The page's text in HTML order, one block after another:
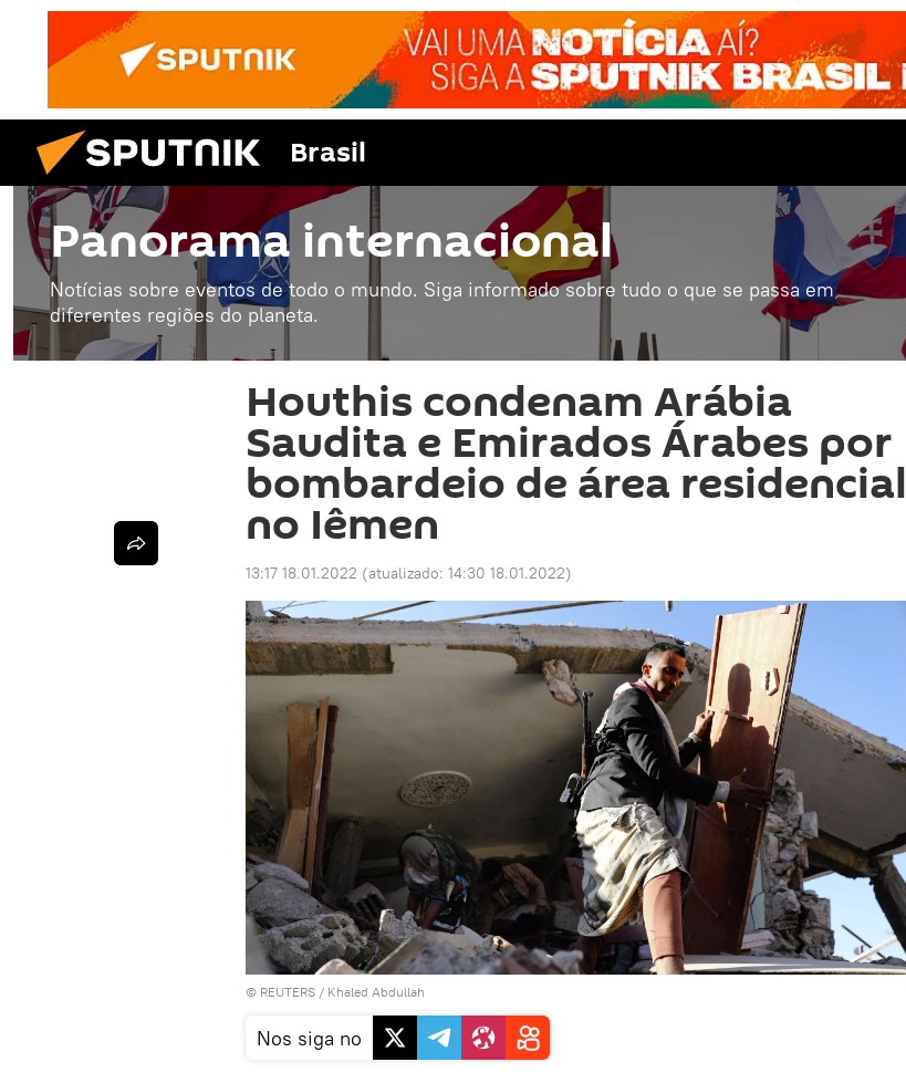
Brasil
Panorama internacional
Notícias sobre eventos de todo o mundo. Siga informado sobre tudo o que se passa em
diferentes regiões do planeta.
Houthis condenam Arábia
Saudita e Emirados Árabes por
bombardeio de área residencial
no Iêmen
13:17 18.01.2022 (atualizado: 14:30 18.01.2022)
© REUTERS / Khaled Abdullah
Nos siga no